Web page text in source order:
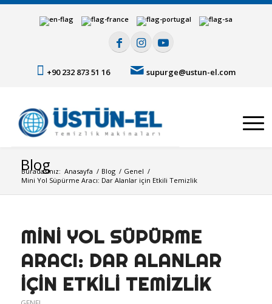
+90 232 873 51 16 supurge@ustun-el.com
Blog
Buradasınız: Anasayfa / Blog / Genel /
Mini Yol Süpürme Aracı: Dar Alanlar için Etkili Temizlik
MINI YOL SÜPÜRME
ARACI: DAR ALANLAR
IÇIN ETKILI TEMIZLIK